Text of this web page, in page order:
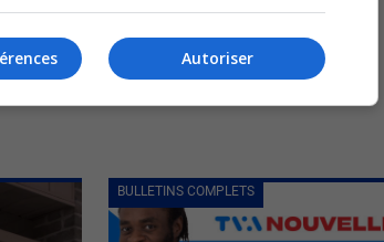
BULLETINS COMPLETS
Autoriser